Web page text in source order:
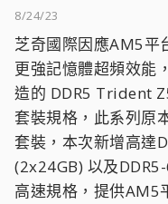
8/24/23
芝奇國際因應AM5平
更強記憶體超頻效能
造的 DDR5 Trident
套裝規格，此系列原
套裝，本次新增高達
(2x24GB) 以及
高速規格，提供AM5